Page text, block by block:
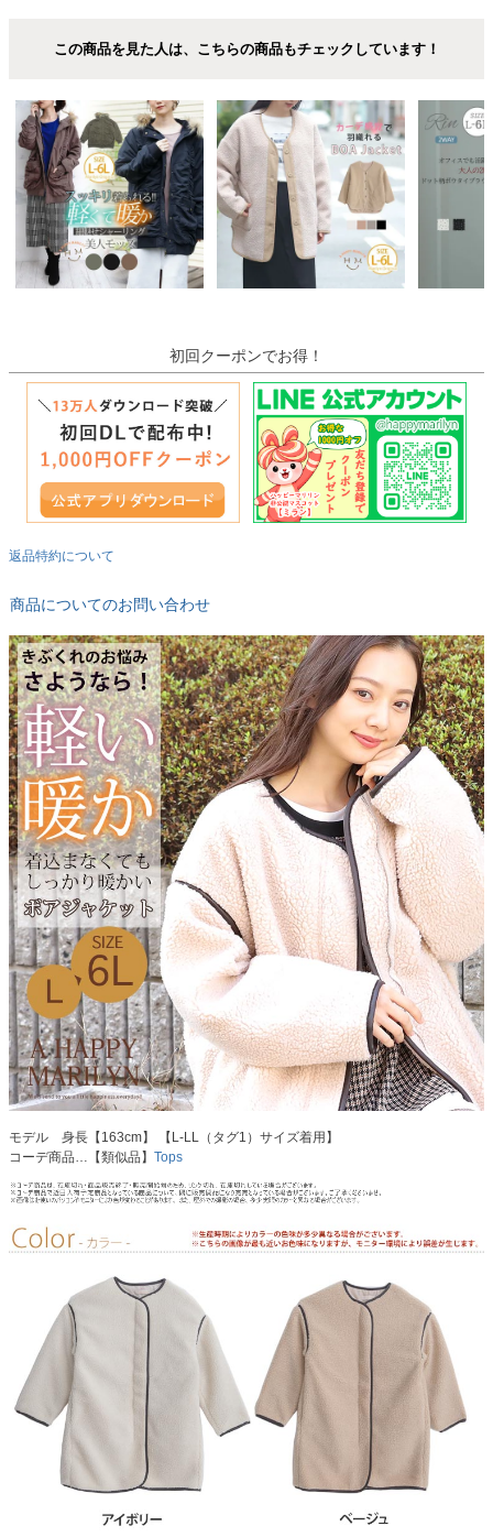
この商品を見た人は、こちらの商品もチェックしています！
初回クーポンでお得！
返品特約について
商品についてのお問い合わせ
モデル 身長【163cm】 【L-LL（タグ1）サイズ着用】
コーデ商品…【類似品】 Tops